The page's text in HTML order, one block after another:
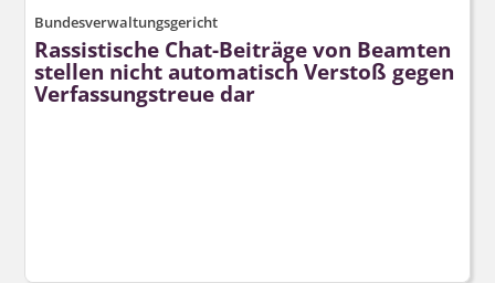
Bundesverwaltungsgericht
Rassistische Chat-Beiträge von Beamten
stellen nicht automatisch Verstoß gegen
Verfassungstreue dar